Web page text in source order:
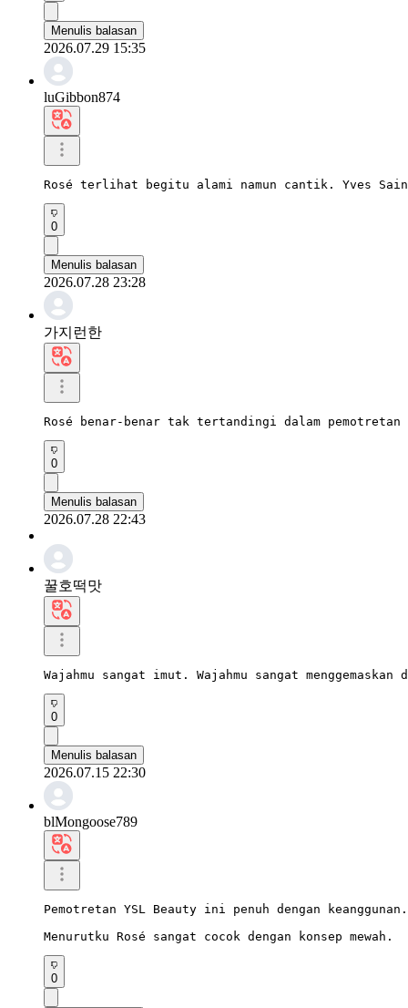
Menulis balasan
2026.07.29 15:35
luGibbon874
Rosé terlihat begitu alami namun cantik. Yves
0
Menulis balasan
2026.07.28 23:28
가지런한
Rosé benar-benar tak tertandingi dalam
0
Menulis balasan
2026.07.28 22:43
꿀호떡맛
Wajahmu sangat imut. Wajahmu sangat
0
Menulis balasan
2026.07.15 22:30
blMongoose789
Pemotretan YSL Beauty ini penuh dengan keanggunan.
Menurutku Rosé sangat cocok dengan konsep mewah.
0